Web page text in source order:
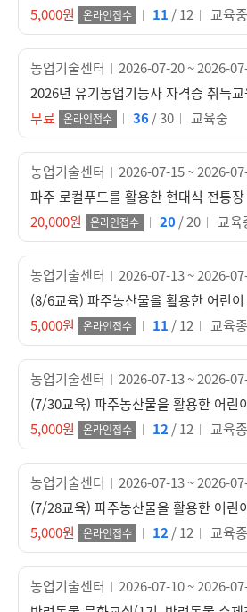
5,000원
온라인접수 11 / 12 교육중
농업기술센터
2026년 유기농업기능사 자격증 취득
무료 온라인접수 36/ 30
2026-07-20 ~ 2026-
교육중
농업기술센터
파주 로컬푸드를 활용한 현대식 전통장
20,000원
온라인접수 20/ 20
2026-07-15 ~ 2026-
교육
농업기술센터
(8/6교육) 파주농산물을 활용한 어린이
5,000원
온라인접수 11 / 12
2026-07-13 ~ 2026-
교육
농업기술센터
(7/30교육) 파주농산물을 활용한 어린
5,000원
온라인접수 12 / 12
2026-07-13 ~ 2026-
교육
농업기술센터
(7/28교육) 파주농산물을 활용한 어린
5,000원
온라인접수 12 / 12
2026-07-13 ~ 2026-
교육
농업기술센터
2026-07-10 ~ 2026-